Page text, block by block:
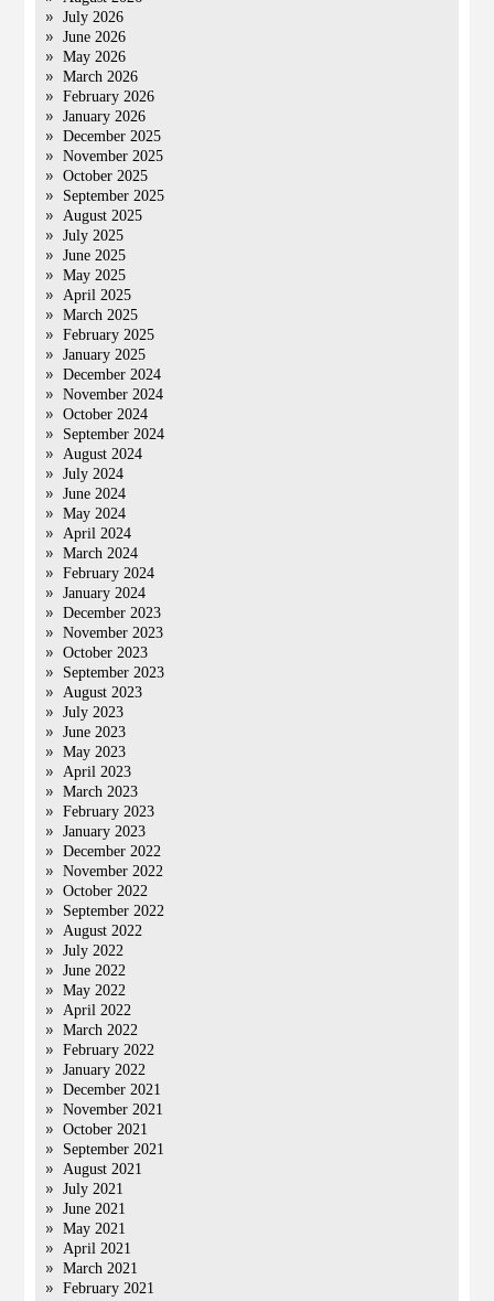
July 2026
June 2026
May 2026
March 2026
February 2026
January 2026
December 2025
November 2025
October 2025
September 2025
August 2025
July 2025
June 2025
May 2025
April 2025
March 2025
February 2025
January 2025
December 2024
November 2024
October 2024
September 2024
August 2024
July 2024
June 2024
May 2024
April 2024
March 2024
February 2024
January 2024
December 2023
November 2023
October 2023
September 2023
August 2023
July 2023
June 2023
May 2023
April 2023
March 2023
February 2023
January 2023
December 2022
November 2022
October 2022
September 2022
August 2022
July 2022
June 2022
May 2022
April 2022
March 2022
February 2022
January 2022
December 2021
November 2021
October 2021
September 2021
August 2021
July 2021
June 2021
May 2021
April 2021
March 2021
February 2021